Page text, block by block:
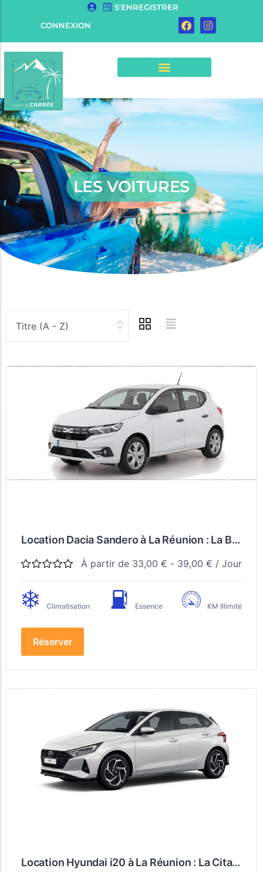
S'ENREGISTRER
CONNEXION
LES VOITURES
Titre (A - Z)
Location Dacia Sandero à La Réunion : La Berline Fiable, Boîte 6 Vitesses, Kilomètres Illimités
À partir de 33,00 € - 39,00 € / Jour
Climatisation Essence KM Illimité
Réserver
Location Hyundai i20 à La Réunion : La Citadine Légère pour Explorer l'Île Sans Se Ruiner